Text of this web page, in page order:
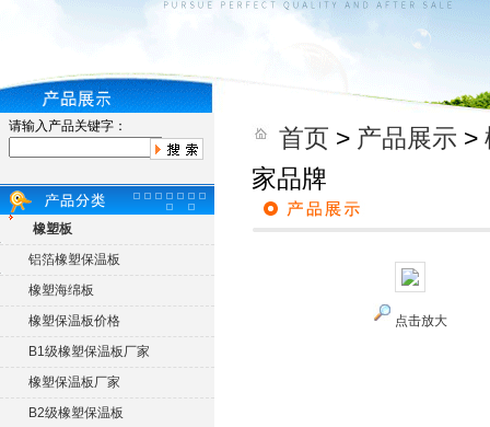
请输入产品关键字：
橡塑板
铝箔橡塑保温板
橡塑海绵板
橡塑保温板价格
B1级橡塑保温板厂家
橡塑保温板厂家
B2级橡塑保温板
首页 > 产品展示 >
家品牌
点击放大